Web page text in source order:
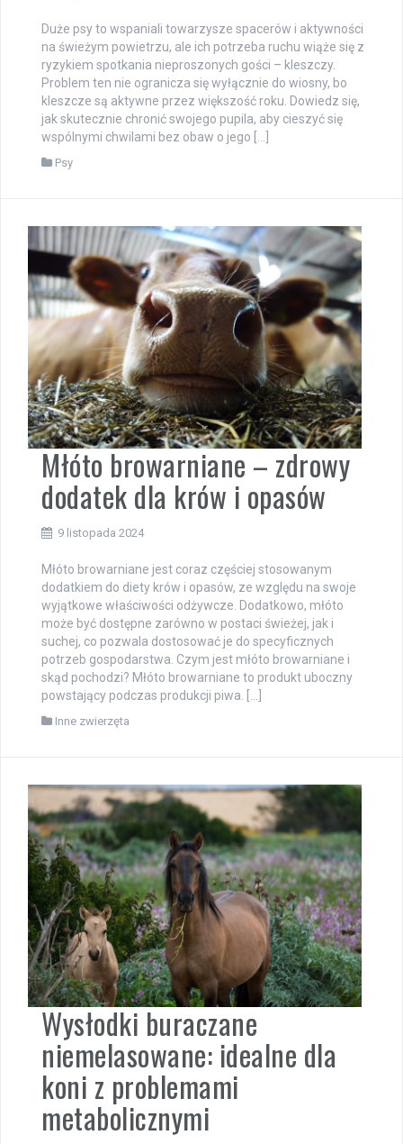
Duże psy to wspaniali towarzysze spacerów i aktywności
na świeżym powietrzu, ale ich potrzeba ruchu wiąże się z
ryzykiem spotkania nieproszonych gości – kleszczy.
Problem ten nie ogranicza się wyłącznie do wiosny, bo
kleszcze są aktywne przez większość roku. Dowiedz się,
jak skutecznie chronić swojego pupila, aby cieszyć się
wspólnymi chwilami bez obaw o jego […]
Psy
Młóto browarniane – zdrowy
dodatek dla krów i opasów
9 listopada 2024
Młóto browarniane jest coraz częściej stosowanym
dodatkiem do diety krów i opasów, ze względu na swoje
wyjątkowe właściwości odżywcze. Dodatkowo, młóto
może być dostępne zarówno w postaci świeżej, jak i
suchej, co pozwala dostosować je do specyficznych
potrzeb gospodarstwa. Czym jest młóto browarniane i
skąd pochodzi? Młóto browarniane to produkt uboczny
powstający podczas produkcji piwa. […]
Inne zwierzęta
Wysłodki buraczane
niemelasowane: idealne dla
koni z problemami
metabolicznymi